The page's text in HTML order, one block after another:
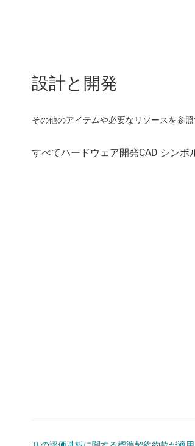
設計と開発
その他のアイテムや必要なリソースを参